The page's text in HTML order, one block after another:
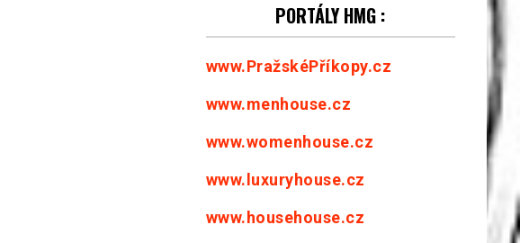
PORTÁLY HMG :
www.PražskéPříkopy.cz
www.menhouse.cz
www.womenhouse.cz
www.luxuryhouse.cz
www.househouse.cz